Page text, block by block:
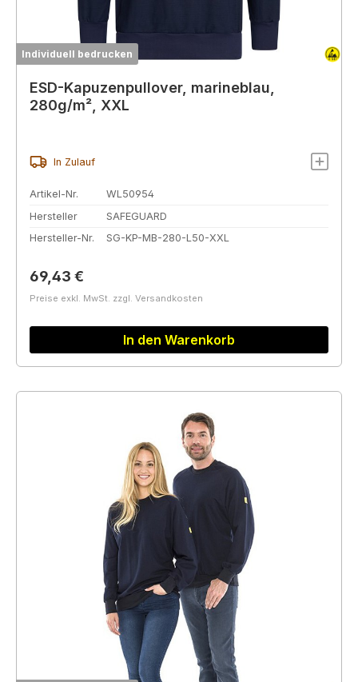
Individuell bedrucken
ESD-Kapuzenpullover, marineblau,
280g/m², XXL
In Zulauf
Artikel-Nr.
WL50954
Hersteller
SAFEGUARD
Hersteller-Nr.
SG-KP-MB-280-L50-XXL
Regulärer Preis:
69,43 €
Preise exkl. MwSt. zzgl. Versandkosten
In den Warenkorb